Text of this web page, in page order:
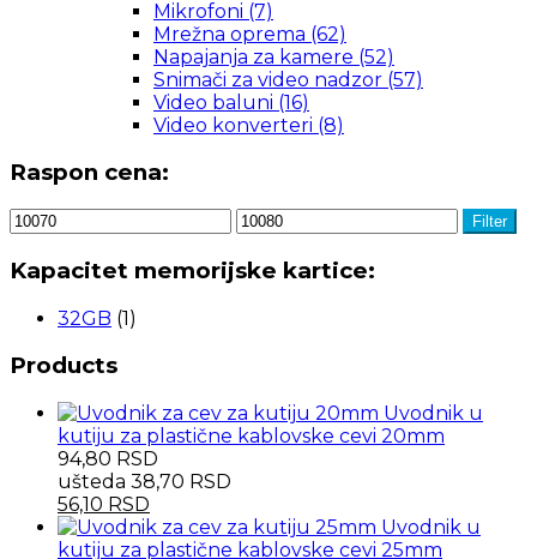
Mikrofoni (7)
Mrežna oprema (62)
Napajanja za kamere (52)
Snimači za video nadzor (57)
Video baluni (16)
Video konverteri (8)
Raspon cena:
Filter
Kapacitet memorijske kartice:
32GB (1)
Products
Uvodnik u
kutiju za plastične kablovske cevi 20mm
94,80 RSD
ušteda 38,70 RSD
56,10 RSD
Uvodnik u
kutiju za plastične kablovske cevi 25mm